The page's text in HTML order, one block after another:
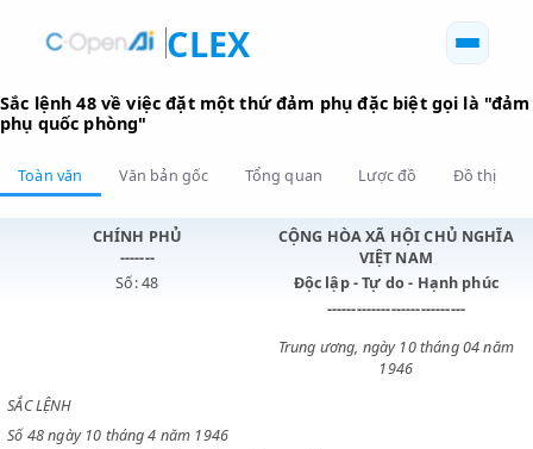
CLEX
Sắc lệnh 48 về việc đặt một thứ đảm phụ đặc biệt gọi
phụ quốc phòng"
Toàn văn
CHÍNH PHỦ
-------
CỘNG HÒA XÃ HỘI CHỦ
VIỆT NAM
Độc lập - Tự do - Hạnh
----------------------------